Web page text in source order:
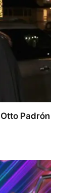
Padrón